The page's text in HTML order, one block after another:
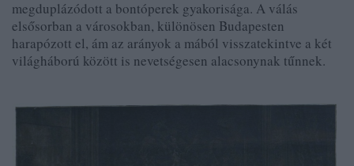
megduplázódott a bontóperek gyakorisága. A válás
elsősorban a városokban, különösen Budapesten
harapózott el, ám az arányok a mából visszatekintve a két
világháború között is nevetségesen alacsonynak tűnnek.